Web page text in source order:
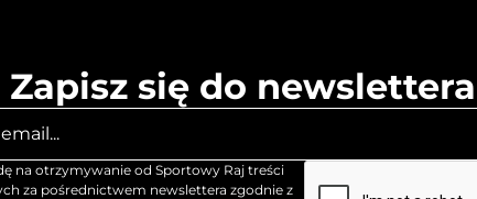
Zapisz się do newslettera
na otrzymywanie od Sportowy Raj treści
za pośrednictwem newslettera zgodnie z